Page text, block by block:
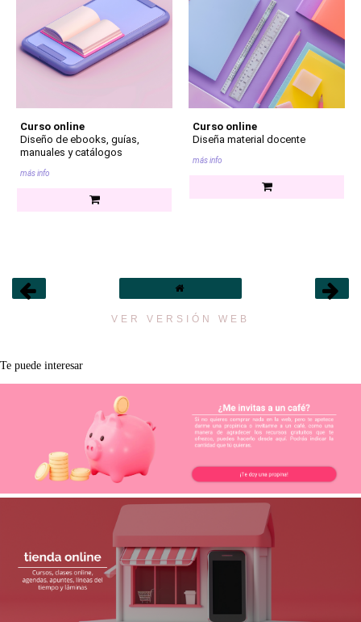
Curso online
Diseño de ebooks, guías,
manuales y catálogos
más info
Curso online
Diseña material docente
más info
VER VERSIÓN WEB
Te puede interesar